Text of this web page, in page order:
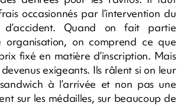
occasionnés par l’intervention du
Quand on fait partie
organisation, on comprend ce que
fixé en matière d’inscription. Mais
exigeants. Ils râlent si on leur
à l’arrivée et non pas une
sur les médailles, sur beaucoup de